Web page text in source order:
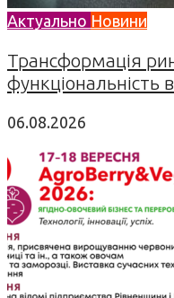
Актуально Новини
Трансформація
функціональність
06.08.2026